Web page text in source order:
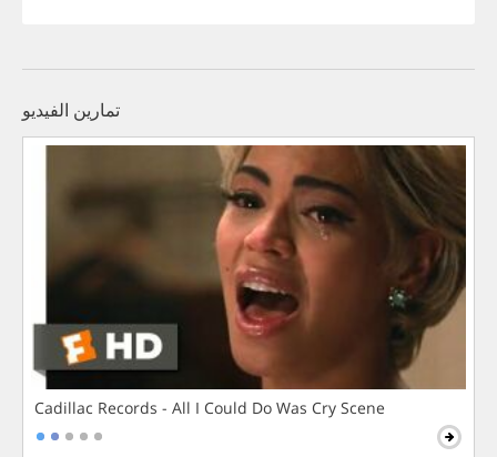
تمارين الفيديو
Cadillac Records - All I Could Do Was Cry Scene